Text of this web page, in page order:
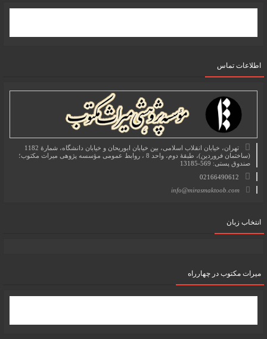
اطلاعات تماس
تهران، خیابان انقلاب اسلامی، بین خیابان ابوریحان و خیابان دانشگاه، شمارۀ 1182
(ساختمان فروردین)، طبقۀ دوم، واحد 8 ، روابط عمومی مؤسسه پژوهی میراث مکتوب؛
صندوق پستی: 569-13185
02166490612
info@mirasmaktoob.com
انتخاب زبان
میرات مکتوب در چهارراه